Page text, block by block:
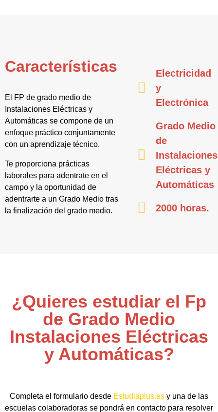
Características
El FP de grado medio de
Instalaciones Eléctricas y
Automáticas se compone de un
enfoque práctico conjuntamente
con un aprendizaje técnico.
Te proporciona prácticas
laborales para adentrate en el
campo y la oportunidad de
adentrarte a un Grado Medio tras
la finalización del grado medio.
Electricidad
y
Electrónica
Grado Medio
de
Instalaciones
Eléctricas y
Automáticas
2000 horas.
¿Quieres estudiar el Fp
de Grado Medio
Instalaciones Eléctricas
y Automáticas?
Completa el formulario desde Estudiaplus.es y una de las
escuelas colaboradoras se pondrá en contacto para resolver